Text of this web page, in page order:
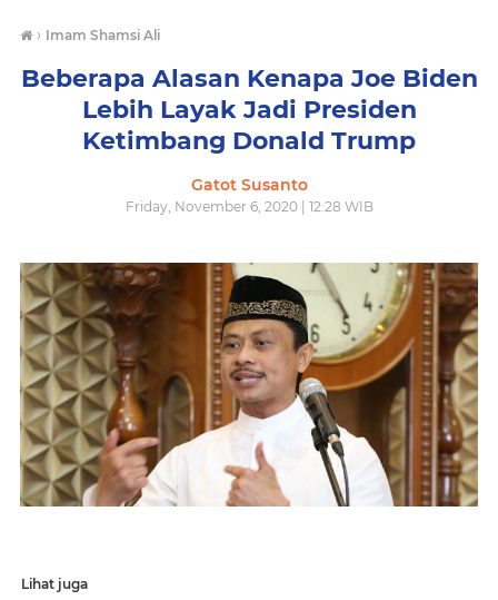
› Imam Shamsi Ali
Beberapa Alasan Kenapa Joe Biden
Lebih Layak Jadi Presiden
Ketimbang Donald Trump
Gatot Susanto
Friday, November 6, 2020 | 12:28 WIB
Lihat juga